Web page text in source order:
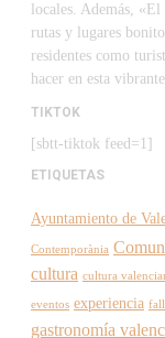
locales. Además,
rutas y lugares
residentes como
hacer en esta
TIKTOK
[sbtt-tiktok feed=1]
ETIQUETAS
Ayuntamiento de
Contemporània
cultura cultura
eventos experiencia
gastronomía